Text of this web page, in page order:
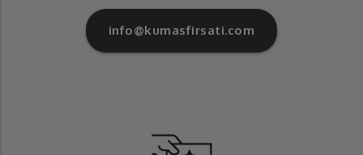
info@kumasfirsati.com